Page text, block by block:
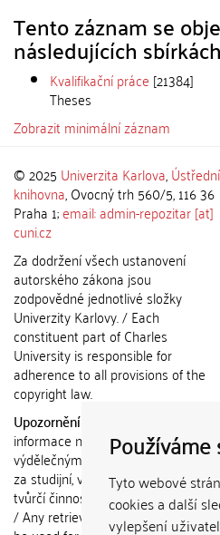
Tyto webové
cookies a další
vylepšení
Tento záznam se
následujících sbírkách
Kvalifikační práce [21384]
Theses
Zobrazit minimální záznam
© 2025 Univerzita Karlova,Ústřední
knihovna, Ovocný trh 560/5, 116 36
Praha 1;email: admin-repozitar [at]
cuni.cz
Za dodržení všech ustanovení
autorského zákona jsou
zodpovědné jednotlivé složky
Univerzity Karlovy. / Each
constituent part of Charles
University is responsible for
adherence to all provisions of the
copyright law.
Upozornění / Notice:
informace nemohou být použity k
výdělečným účelům nebo vydávány
za studijní, vědeckou nebo jinou
tvůrčí činnost jiné osoby než autora.
/ Any retrieved information shall